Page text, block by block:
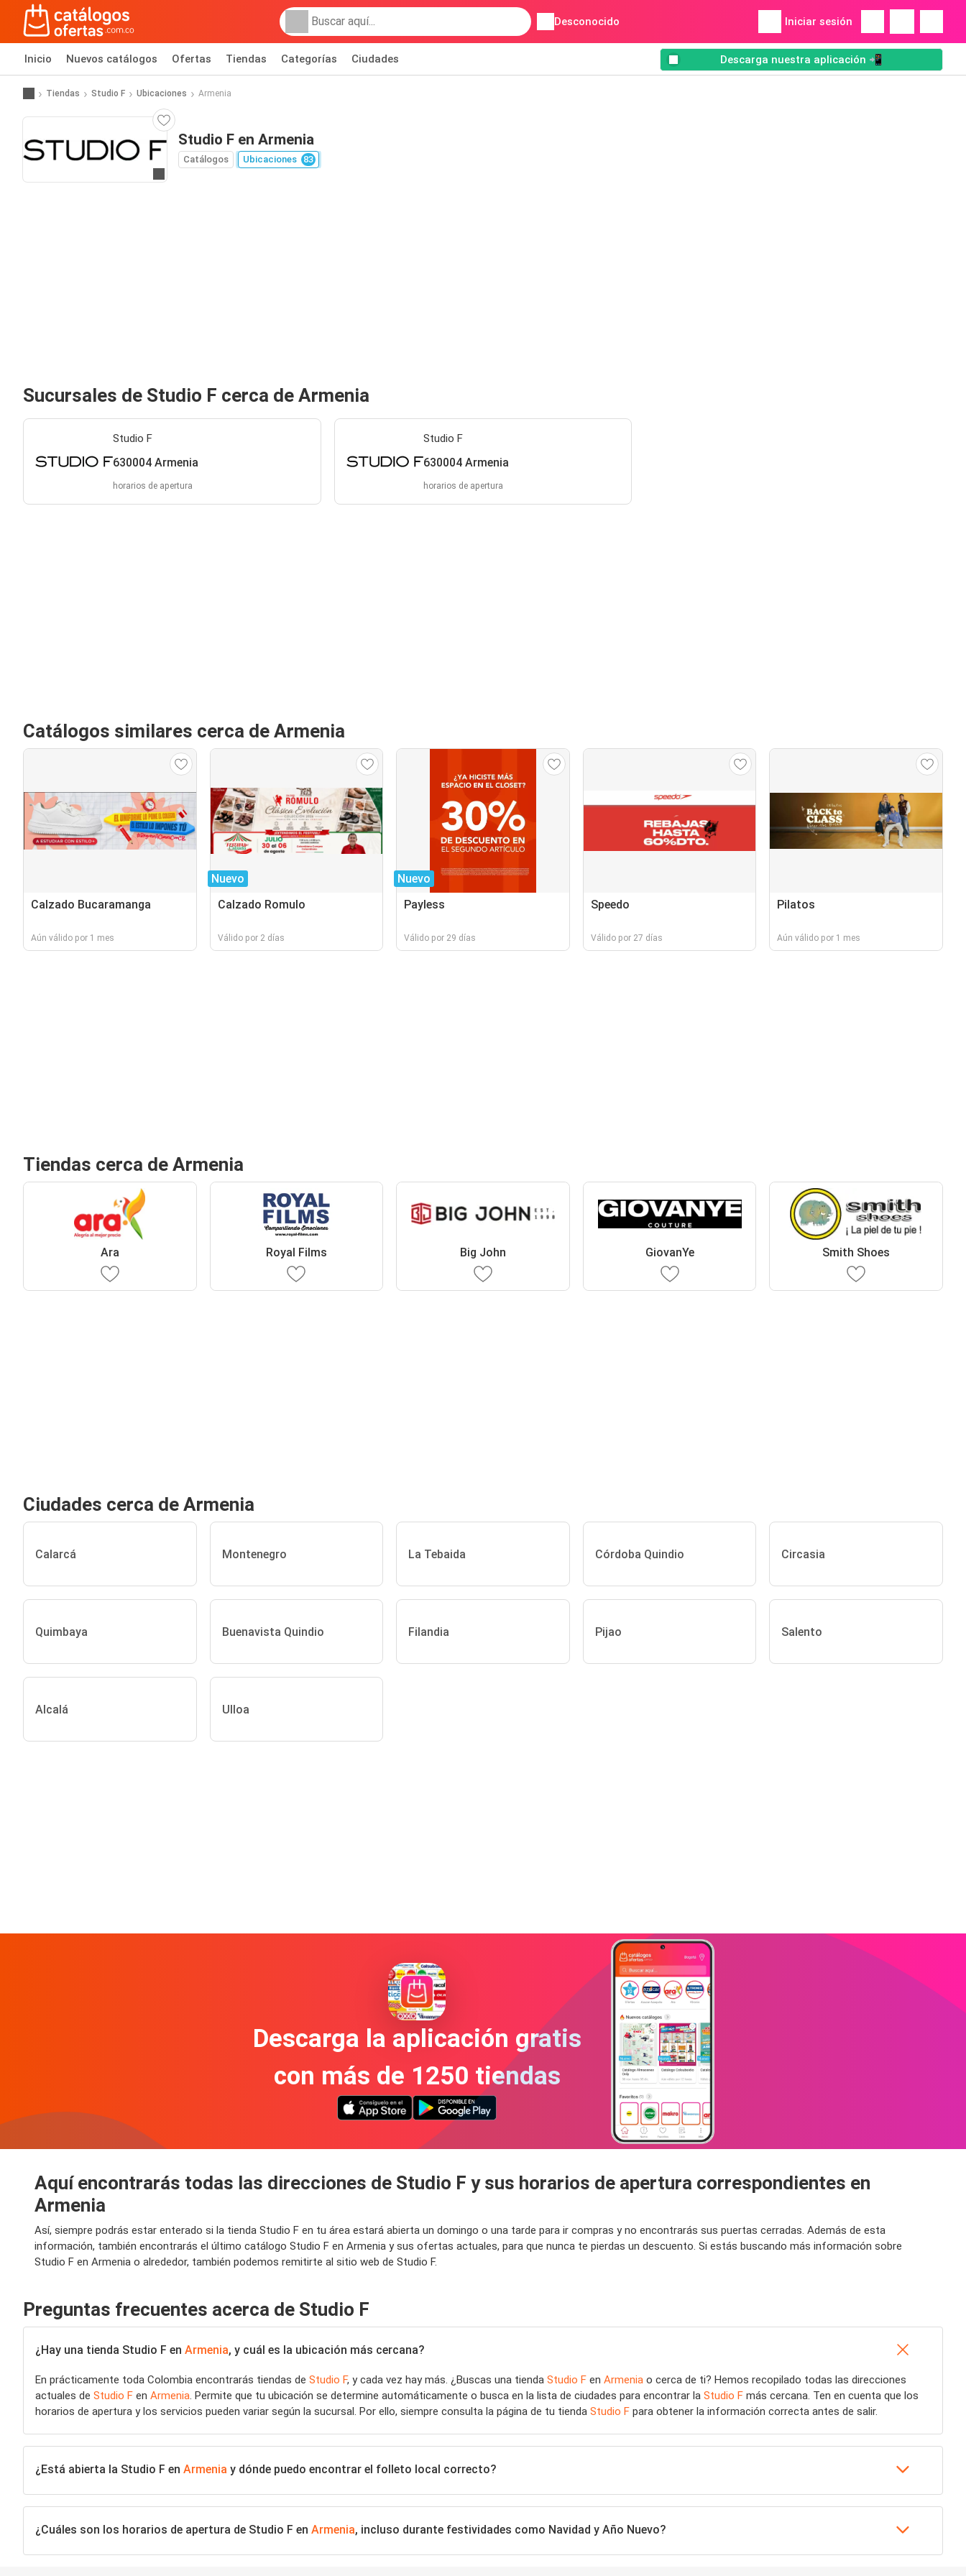
Desconocido Iniciar sesión
Inicio Nuevos catálogos Ofertas Tiendas Categorías Ciudades Descarga nuestra aplicación 📲
Tiendas Studio F Ubicaciones Armenia
Studio F en Armenia
Catálogos Ubicaciones 83
Sucursales de Studio F cerca de Armenia
Studio F
630004 Armenia
horarios de apertura
Studio F
630004 Armenia
horarios de apertura
Catálogos similares cerca de Armenia
Calzado Bucaramanga
Aún válido por 1 mes
Nuevo
Calzado Romulo
Válido por 2 días
Nuevo
Payless
Válido por 29 días
Speedo
Válido por 27 días
Pilatos
Aún válido por 1 mes
Tiendas cerca de Armenia
Ara Royal Films Big John GiovanYe Smith Shoes
Ciudades cerca de Armenia
Calarcá Montenegro La Tebaida Córdoba Quindio Circasia
Quimbaya Buenavista Quindio Filandia Pijao Salento
Alcalá Ulloa
Descarga la aplicación gratis
con más de 1250 tiendas
Aquí encontrarás todas las direcciones de Studio F y sus horarios de apertura correspondientes en
Armenia
Así, siempre podrás estar enterado si la tienda Studio F en tu área estará abierta un domingo o una tarde para ir compras y no encontrarás sus puertas cerradas. Además de esta
información, también encontrarás el último catálogo Studio F en Armenia y sus ofertas actuales, para que nunca te pierdas un descuento. Si estás buscando más información sobre
Studio F en Armenia o alrededor, también podemos remitirte al sitio web de Studio F.
Preguntas frecuentes acerca de Studio F
¿Hay una tienda Studio F en Armenia, y cuál es la ubicación más cercana?
En prácticamente toda Colombia encontrarás tiendas de Studio F, y cada vez hay más. ¿Buscas una tienda Studio F en Armenia o cerca de ti? Hemos recopilado todas las direcciones
actuales de Studio F en Armenia. Permite que tu ubicación se determine automáticamente o busca en la lista de ciudades para encontrar la Studio F más cercana. Ten en cuenta que los
horarios de apertura y los servicios pueden variar según la sucursal. Por ello, siempre consulta la página de tu tienda Studio F para obtener la información correcta antes de salir.
¿Está abierta la Studio F en Armenia y dónde puedo encontrar el folleto local correcto?
¿Cuáles son los horarios de apertura de Studio F en Armenia, incluso durante festividades como Navidad y Año Nuevo?